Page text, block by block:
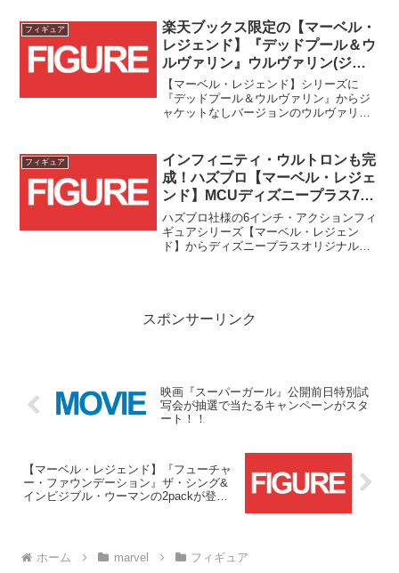
フィギュア
楽天ブックス限定の【マーベル・
レジェンド】『デッドプール＆ウ
ルヴァリン』ウルヴァリン(ジャ
ケットなし)が登場！！
【マーベル・レジェンド】シリーズに
『デッドプール＆ウルヴァリン』からジ
ャケットなしバージョンのウルヴァリン
の商品は楽天ブックス限定となっており
ますのでお見逃しなく！！(...
フィギュア
インフィニティ・ウルトロンも完
成！ハズブロ【マーベル・レジェ
ンド】MCUディズニープラス7体
セットがトイサピエンスにて予約
受付中！！
ハズブロ社様の6インチ・アクションフィ
ギュアシリーズ【マーベル・レジェン
ド】からディズニープラスオリジナルド
ィ・ウルトロンの各パーツが封入された7
体のセットがトイサピエンス様にて予約
スポンサーリンク
映画『スーパーガール』公開前日特別試
写会が抽選で当たるキャンペーンがスタ
ート！！
【マーベル・レジェンド】『フューチャ
ー・ファウンデーション』ザ・シング&
インビジブル・ウーマンの2packが登
ホーム marvel フィギュア